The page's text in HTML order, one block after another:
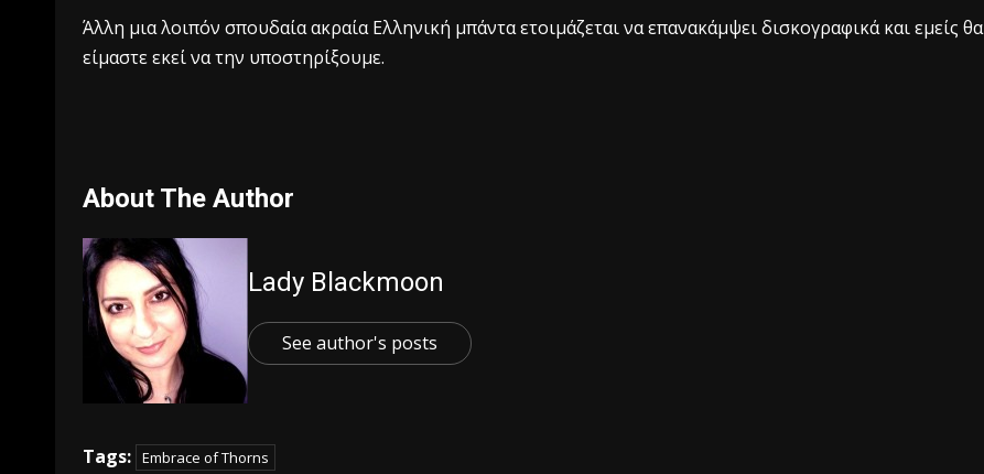
Άλλη μια λοιπόν σπουδαία ακραία Ελληνική μπάντα ετοιμάζεται να επανακάμψει δισκογραφικά και εμείς θα
είμαστε εκεί να την υποστηρίξουμε.
About The Author
Lady Blackmoon
See author's posts
Tags: Embrace of Thorns